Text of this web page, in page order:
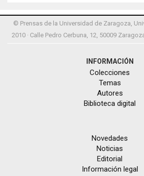
© Prensas de la Universidad de Zaragoza,
2010 · Calle Pedro Cerbuna, 12, 50009
INFORMACIÓN
Colecciones
Temas
Autores
Biblioteca digital
Novedades
Noticias
Editorial
Información legal